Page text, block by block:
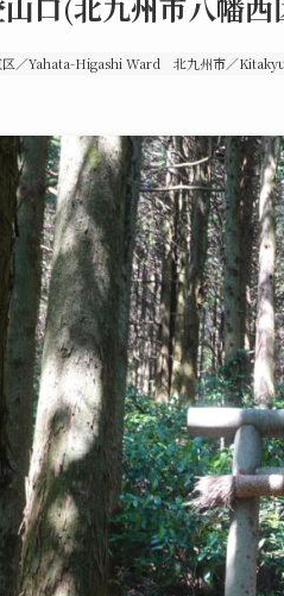
区／Yahata-Higashi Ward 北九州市／